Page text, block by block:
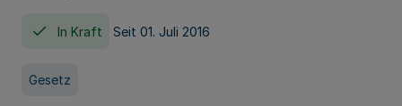
In Kraft Seit 01. Juli 2016
Gesetz